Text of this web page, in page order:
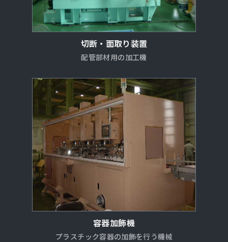
切断・面取り装置
配管部材用の加工機
容器加飾機
プラスチック容器の加飾を行う機械